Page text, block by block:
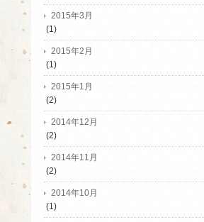
2015年3月
(1)
2015年2月
(1)
2015年1月
(2)
2014年12月
(2)
2014年11月
(2)
2014年10月
(1)